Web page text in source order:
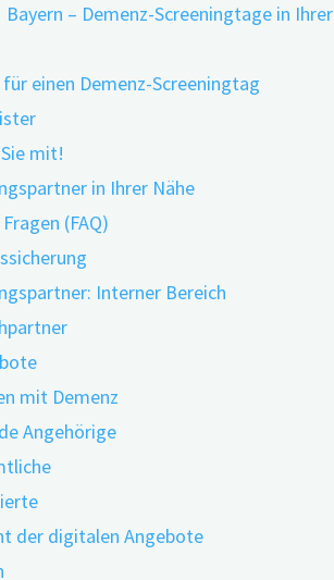
Bayern – Demenz-Screeningtage in Ihrer
einen Demenz-Screeningtag
mit!
in Ihrer Nähe
(FAQ)
Interner Bereich
mit Demenz
Angehörige
der digitalen Angebote
Ab einem gewissen Zeitpunkt